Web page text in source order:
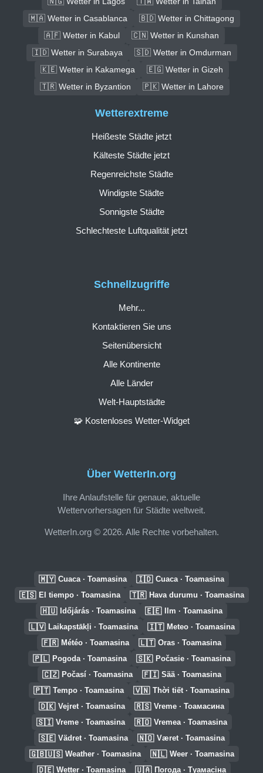
🇲🇦 Wetter in Casablanca
🇧🇩 Wetter in Chittagong
🇦🇫 Wetter in Kabul
🇨🇳 Wetter in Kunshan
🇮🇩 Wetter in Surabaya
🇸🇩 Wetter in Omdurman
🇰🇪 Wetter in Kakamega
🇪🇬 Wetter in Gizeh
🇹🇷 Wetter in Byzantion
🇵🇰 Wetter in Lahore
Über WetterIn.org
Ihre Anlaufstelle für genaue, aktuelle
Wettervorhersagen für Städte weltweit.
WetterIn.org © 2026. Alle Rechte vorbehalten.
Schnellzugriffe
Mehr...
Kontaktieren Sie uns
Seitenübersicht
Alle Kontinente
Alle Länder
Welt-Hauptstädte
🧩 Kostenloses Wetter-Widget
Wetterextreme
Heißeste Städte jetzt
Kälteste Städte jetzt
Regenreichste Städte
Windigste Städte
Sonnigste Städte
Schlechteste Luftqualität jetzt
🇲🇾 Cuaca · Toamasina 🇮🇩 Cuaca · Toamasina
🇪🇸 El tiempo · Toamasina 🇹🇷 Hava durumu · Toamasina
🇭🇺 Időjárás · Toamasina 🇪🇪 Ilm · Toamasina
🇱🇻 Laikapstākļi · Toamasina 🇮🇹 Meteo · Toamasina
🇫🇷 Météo · Toamasina 🇱🇹 Oras · Toamasina
🇵🇱 Pogoda · Toamasina 🇸🇰 Počasie · Toamasina
🇨🇿 Počasí · Toamasina 🇫🇮 Sää · Toamasina
🇵🇹 Tempo · Toamasina 🇻🇳 Thời tiết · Toamasina
🇩🇰 Vejret · Toamasina 🇷🇸 Vreme · Тоамасина
🇸🇮 Vreme · Toamasina 🇷🇴 Vremea · Toamasina
🇸🇪 Vädret · Toamasina 🇳🇴 Været · Toamasina
🇬🇧🇺🇸 Weather · Toamasina 🇳🇱 Weer · Toamasina
🇩🇪 Wetter · Toamasina 🇺🇦 Погода · Туамасіна